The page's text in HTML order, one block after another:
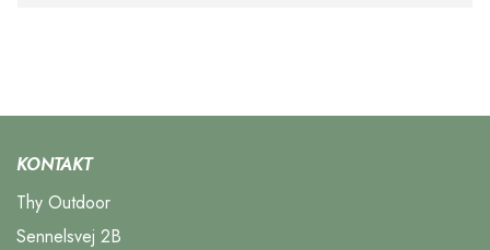
KONTAKT
Thy Outdoor
Sennelsvej 2B